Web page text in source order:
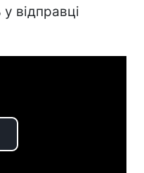
відправці